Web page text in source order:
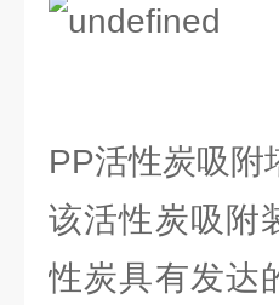
PP活性炭吸附
该活性炭吸附
性炭具有发达